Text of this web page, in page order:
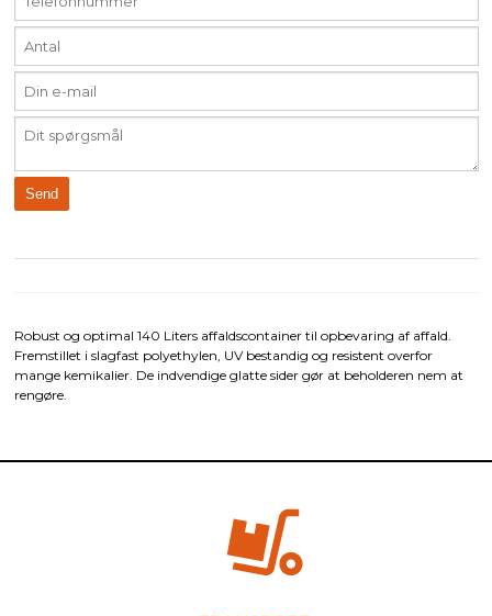
Robust og optimal 140 Liters affaldscontainer til opbevaring af affald.
Fremstillet i slagfast polyethylen, UV bestandig og resistent overfor
mange kemikalier. De indvendige glatte sider gør at beholderen nem at
rengøre.